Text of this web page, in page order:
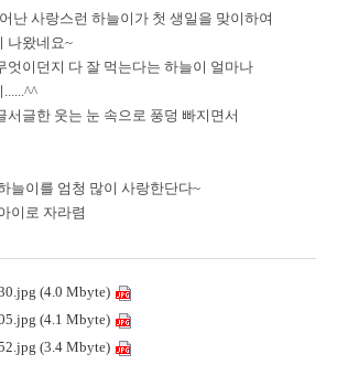
난 사랑스런 하늘이가 첫 생일을 맞이하여
나왔네요~
엇이던지 다 잘 먹는다는 하늘이 얼마나
서글한 웃는 눈 속으로 풍덩 빠지면서
늘이를 엄청 많이 사랑한단다~
이로 자라렴
(4.0 Mbyte)
(4.1 Mbyte)
(3.4 Mbyte)